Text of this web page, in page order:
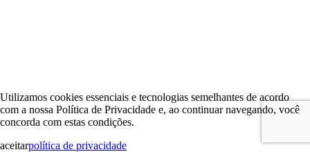
Utilizamos cookies essenciais e tecnologias semelhantes de acordo
com a nossa Política de Privacidade e, ao continuar navegando, você
concorda com estas condições.
aceitarpolítica de privacidade